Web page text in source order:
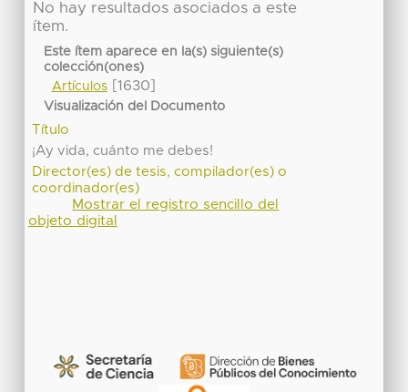
No hay resultados asociados a este
ítem.
Este ítem aparece en la(s) siguiente(s)
colección(ones)
Artículos[1630]
Visualización del Documento
Título
¡Ay vida, cuánto me debes!
Director(es) de tesis, compilador(es) o
coordinador(es)
Mostrar el registro sencillo del
objeto digital